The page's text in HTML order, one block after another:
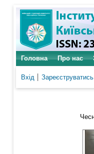
Головна Про нас
Вхід Зареєструватись